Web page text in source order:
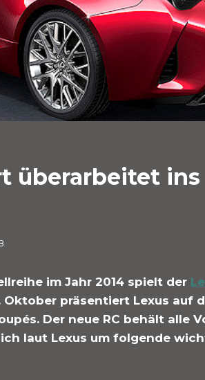
überarbeitet
im Jahr 2014 spielt der
Oktober präsentiert Lexus auf
Der neue RC behält alle
laut Lexus um folgende